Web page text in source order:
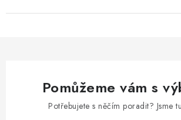
Pomůžeme vám s
Potřebujete s něčím poradit? Jsme